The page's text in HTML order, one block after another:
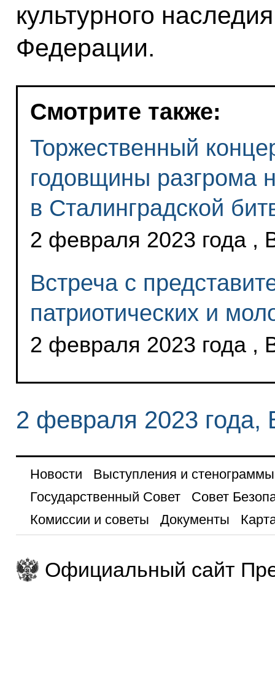
культурного
Федерации.
Смотрите также:
Торжественный
годовщины разгрома
в Сталинградской
2 февраля 2023 года ,
Встреча с
патриотических и
2 февраля 2023 года ,
2 февраля 2023 года,
Новости
Выступления и стенограммы
Государственный Совет
Совет
Комиссии и советы
Документы
Официальный сайт